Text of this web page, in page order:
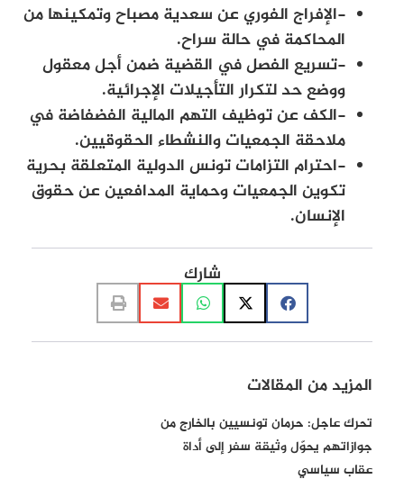
-الإفراج الفوري عن سعدية مصباح وتمكينها من
المحاكمة في حالة سراح.
-تسريع الفصل في القضية ضمن أجل معقول
ووضع حد لتكرار التأجيلات الإجرائية.
-الكف عن توظيف التهم المالية الفضفاضة في
ملاحقة الجمعيات والنشطاء الحقوقيين.
-احترام التزامات تونس الدولية المتعلقة بحرية
تكوين الجمعيات وحماية المدافعين عن حقوق
الإنسان.
شارك
المزيد من المقالات
تحرك عاجل: حرمان تونسيين بالخارج من
جوازاتهم يحوّل وثيقة سفر إلى أداة
عقاب سياسي